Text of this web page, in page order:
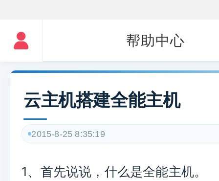
帮助中心
云主机搭建全能主机
2015-8-25 8:35:19
1、首先说说，什么是全能主机。